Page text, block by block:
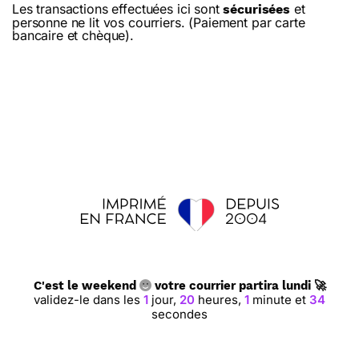
Les transactions effectuées ici sontsécurisées et
personne ne lit vos courriers. (Paiement par carte
bancaire et chèque).
C'est le weekend votre courrier partira lundi 🚀
validez-le dans les 1 jour, 20 heures, 1 minute et 33
secondes